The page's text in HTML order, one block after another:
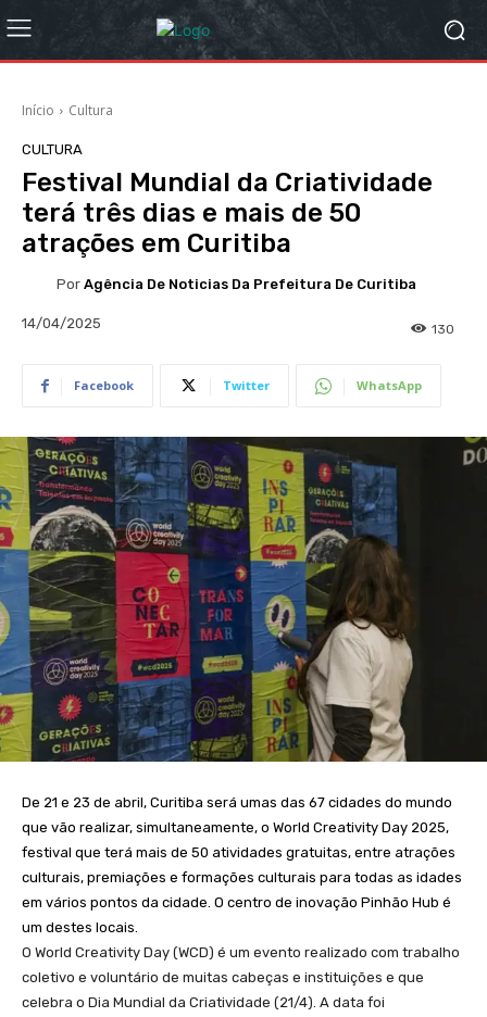
Início Cultura
CULTURA
Festival Mundial da Criatividade
terá três dias e mais de 50
atrações em Curitiba
Por Agência De Noticias Da Prefeitura De Curitiba
14/04/2025 130
Facebook Twitter WhatsApp
De 21 e 23 de abril, Curitiba será umas das 67 cidades do mundo
que vão realizar, simultaneamente, o World Creativity Day 2025,
festival que terá mais de 50 atividades gratuitas, entre atrações
culturais, premiações e formações culturais para todas as idades
em vários pontos da cidade. O centro de inovação Pinhão Hub é
um destes locais.
O World Creativity Day (WCD) é um evento realizado com trabalho
coletivo e voluntário de muitas cabeças e instituições e que
celebra o Dia Mundial da Criatividade (21/4). A data foi